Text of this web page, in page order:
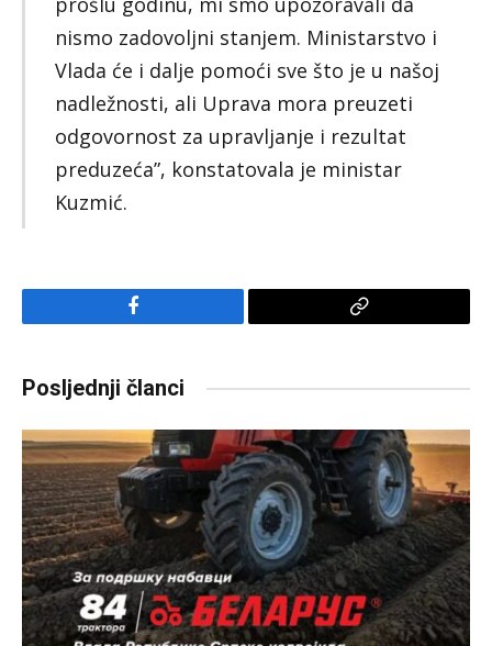
nismo zadovoljni stanjem. Ministarstvo i
Vlada će i dalje pomoći sve što je u našoj
nadležnosti, ali Uprava mora preuzeti
odgovornost za upravljanje i rezultat
preduzeća”, konstatovala je ministar
Kuzmić.
Facebook
Copy
Posljednji članci